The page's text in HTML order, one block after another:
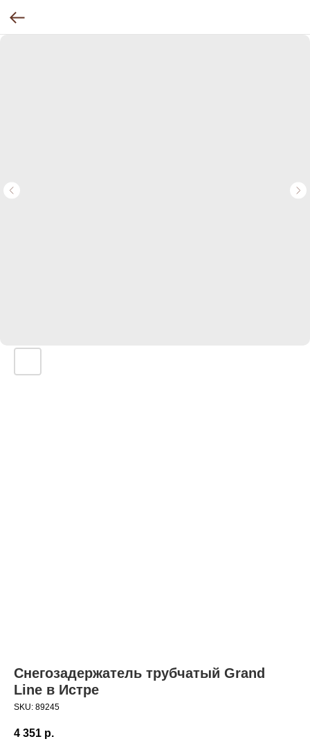
Снегозадержатель трубчатый Grand
Line в Истре
SKU: 89245
4 351 р.